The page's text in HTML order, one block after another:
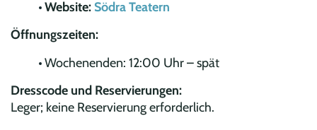
Website: Södra Teatern
Öffnungszeiten:
Wochenenden: 12:00 Uhr – spät
Dresscode und Reservierungen:
Leger; keine Reservierung erforderlich.